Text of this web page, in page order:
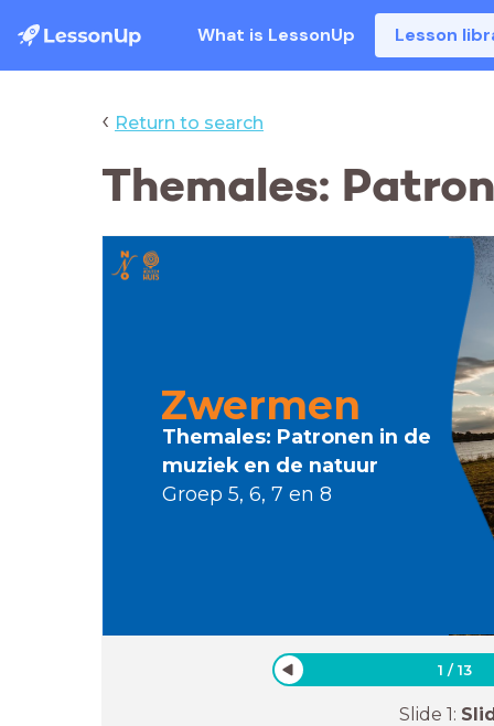
What is LessonUp Lesson
‹ Return to search
Themales:
Themales: Patronen in de
muziek en de natuur
Groep 5, 6, 7 en 8
Zwermen
1 /13
Slide 1: